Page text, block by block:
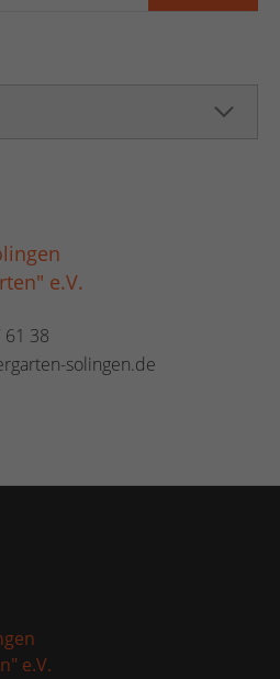
e.V.
61 38
solingen.de
e.V.